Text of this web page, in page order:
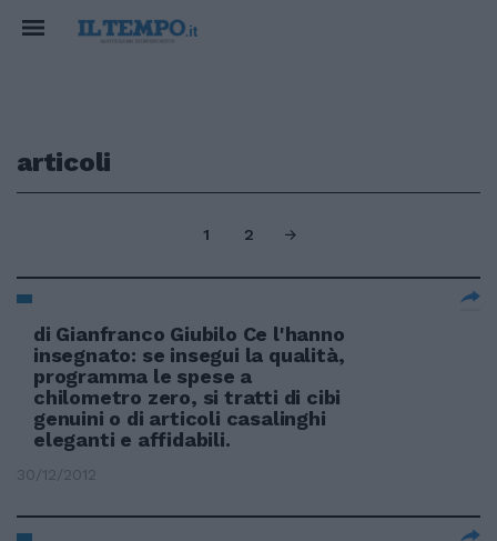
articoli
1 2
di Gianfranco Giubilo Ce l'hanno
insegnato: se insegui la qualità,
programma le spese a
chilometro zero, si tratti di cibi
genuini o di articoli casalinghi
eleganti e affidabili.
30/12/2012